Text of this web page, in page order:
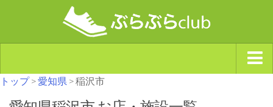
ジャンルから探す
トップ >愛知県 > 稲沢市